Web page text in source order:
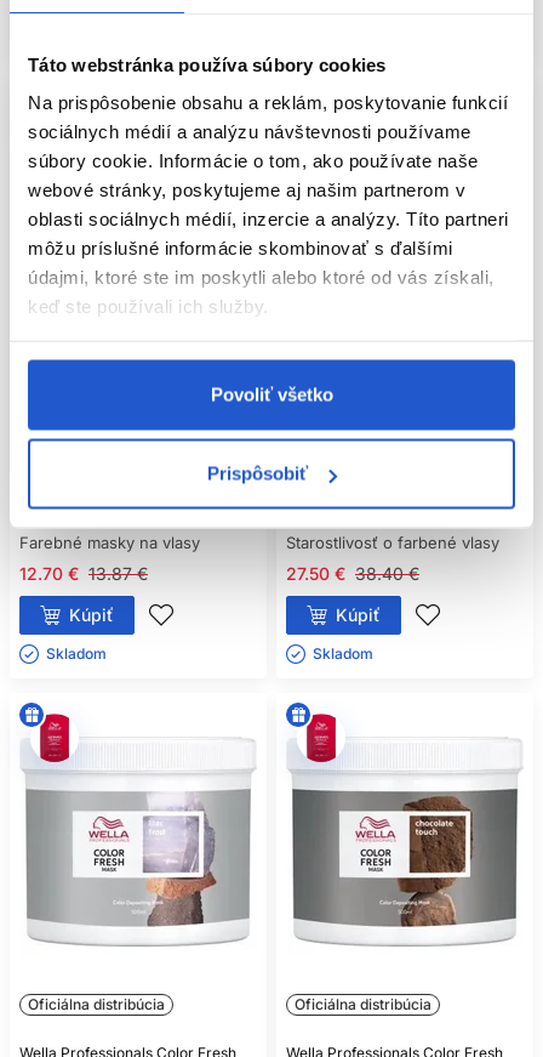
Táto webstránka používa súbory cookies
Na prispôsobenie obsahu a reklám, poskytovanie funkcií
sociálnych médií a analýzu návštevnosti používame
súbory cookie. Informácie o tom, ako používate naše
webové stránky, poskytujeme aj našim partnerom v
oblasti sociálnych médií, inzercie a analýzy. Títo partneri
môžu príslušné informácie skombinovať s ďalšími
údajmi, ktoré ste im poskytli alebo ktoré od vás získali,
keď ste používali ich služby.
Povoliť všetko
Prispôsobiť
POTREBUJEM KONDICIONÉR AJ
Nie vždy naraz. Kondicionér používajte pravidelne a masku
pridajte podľa suchosti a poškodenia.
MÔŽEM POUŽÍVAŤ OLEJ PRED
ŽEHLENÍM?
Iba ak konkrétny produkt deklaruje tepelnú ochranu a návod
také použitie povoľuje.
PREČO FARBA RÝCHLO BLEDNE?
teplo, UV žiarenie, voda aj následná starostlivosť.
Wella Professionals Color Fresh
Farebné masky na vlasy
13.87 €
12.70 €
Kúpiť
Skladom ㅤ
-28%
Wella Professionals Oil Reflections
maska na lesk vlasov 500ml
Starostlivosť o farbené vlasy
38.40 €
27.50 €
Kúpiť
Skladom ㅤ
Oficiálna distribúcia
Wella Professionals Color Fresh
Oficiálna distribúcia
Wella Professionals Color Fresh